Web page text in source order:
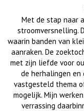
Met de stap naar
stroomversnelling.
waarin banden van
aanraken. De
met zijn liefde voor
de herhalingen en
vastgesteld thema
mogelijk. Mijn
verrassing